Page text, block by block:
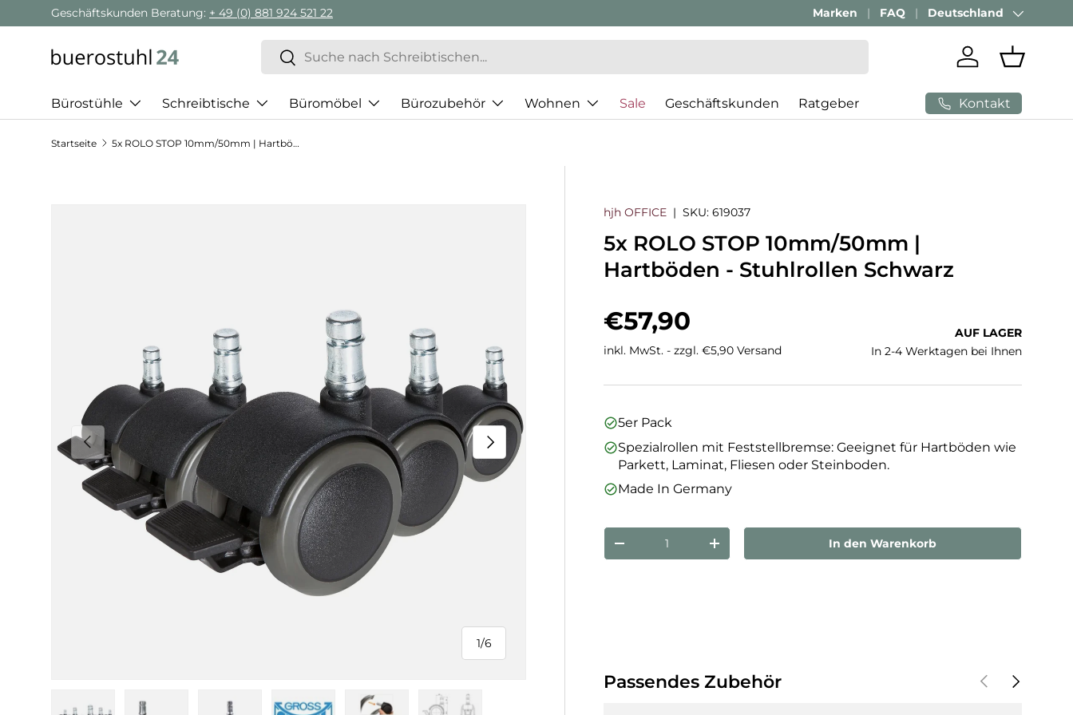
Direkt zum Inhalt
Geschäftskunden Beratung: + 49 (0) 881 924 521 22 Passenden Bürostuhl finden mitAI-Beratung
Marken FAQ Land/Region
Deutschland
Suchen
Suchen
Einloggen
Bürostühle Schreibtische Büromöbel Bürozubehör Wohnen Sale Geschäftskunden Ratgeber Kontakt
Startseite 5x ROLO STOP 10mm/50mm | Hartböden - Stuhlrollen
Vorherige
1/
von
6
Nächste
hjh OFFICE |SKU: 619037
5x ROLO STOP 10mm/50mm |
Hartböden - Stuhlrollen Schwarz
Normaler Preis
€57,90
inkl. MwSt. - zzgl. €5,90 Versand
AUF LAGER
In 2-4 Werktagen bei Ihnen
5er Pack
Spezialrollen mit Feststellbremse: Geeignet für Hartböden wie
Parkett, Laminat, Fliesen oder Steinboden.
Made In Germany
Anzahl
Menge verringernMenge erhöhen In den Warenkorb
Passendes Zubehör VorherigeNächste